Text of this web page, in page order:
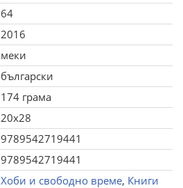
64
2016
меки
български
174 грама
20x28
9789542719441
9789542719441
Хоби и свободно време, Книги